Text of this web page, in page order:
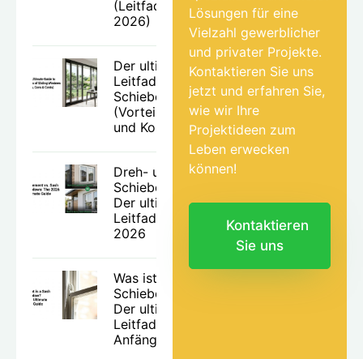
(Leitfaden
2026)
Der ultimative
Leitfaden zu
Schiebefenstertypen
(Vorteile, Nachteile
und Kosten)
Dreh- und
Schiebefenster:
Der ultimative
Leitfaden für
2026
Was ist ein
Schiebefenster?
Der ultimative
Leitfaden für
Anfänger
Lösungen für eine
Vielzahl gewerblicher
und privater Projekte.
Kontaktieren Sie uns
jetzt und erfahren Sie,
wie wir Ihre
Projektideen zum
Leben erwecken
können!
Kontaktieren
Sie uns